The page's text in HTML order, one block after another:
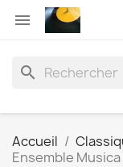

search
Accueil
Ensemble